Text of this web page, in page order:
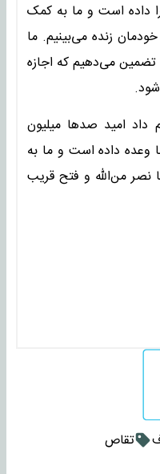
را داده است و ما به کمک
زنده می‌بینیم. ما
می‌دهیم که اجازه
داد امید صدها میلیون
وعده داده است و ما به
نصر من‌الله و فتح قریب
تقاص